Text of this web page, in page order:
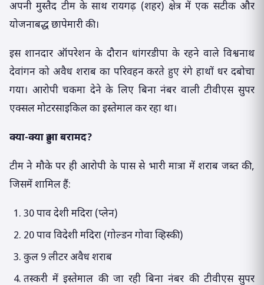
अपनी मुस्तैद टीम के साथ रायगढ़ (शहर) क्षेत्र में एक सटीक और
योजनाबद्ध छापेमारी की।
इस शानदार ऑपरेशन के दौरान धांगरडीपा के रहने वाले विश्वनाथ
देवांगन को अवैध शराब का परिवहन करते हुए रंगे हाथों धर दबोचा
गया। आरोपी चकमा देने के लिए बिना नंबर वाली टीवीएस सुपर
एक्सल मोटरसाइकिल का इस्तेमाल कर रहा था।
क्या-क्या हुआ बरामद?
टीम ने मौके पर ही आरोपी के पास से भारी मात्रा में शराब जब्त की,
जिसमें शामिल हैं:
30 पाव देशी मदिरा (प्लेन)
20 पाव विदेशी मदिरा (गोल्डन गोवा व्हिस्की)
कुल 9 लीटर अवैध शराब
तस्करी में इस्तेमाल की जा रही बिना नंबर की टीवीएस सुपर